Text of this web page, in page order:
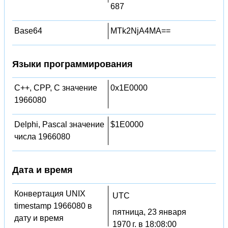
687
Base64 MTk2NjA4MA==
Языки программирования
C++, CPP, C значение
1966080
0x1E0000
Delphi, Pascal значение
числа 1966080
$1E0000
Дата и время
Конвертация UNIX
timestamp 1966080 в
дату и время
UTC
пятница, 23 января
1970 г. в 18:08:00